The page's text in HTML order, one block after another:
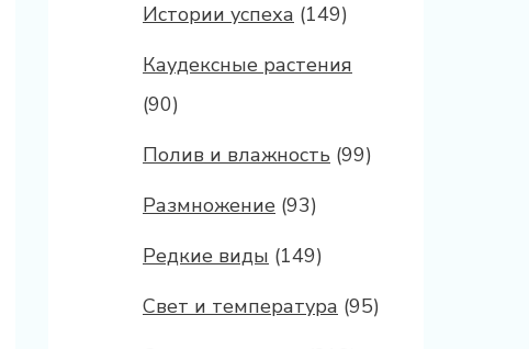
Истории успеха (149)
Каудексные растения
(90)
Полив и влажность (99)
Размножение (93)
Редкие виды (149)
Свет и температура (95)